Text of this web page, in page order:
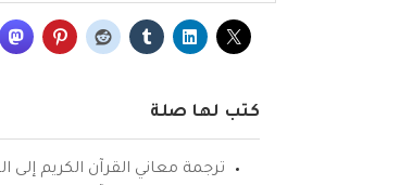
كتب لها صلة
ترجمة معاني القرآن الكريم إلى